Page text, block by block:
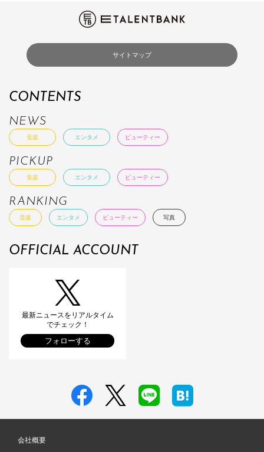
サイトマップ
CONTENTS
NEWS
音楽 エンタメ ビューティー
PICKUP
音楽 エンタメ ビューティー
RANKING
音楽 エンタメ ビューティー 写真
OFFICIAL ACCOUNT
最新ニュースをリアルタイム
でチェック！
フォローする
会社概要